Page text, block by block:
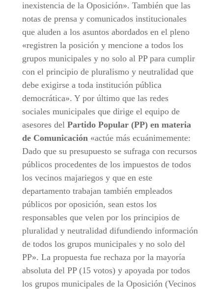
inexistencia de la Oposición». También que las
notas de prensa y comunicados institucionales
que aluden a los asuntos abordados en el pleno
«registren la posición y mencione a todos los
grupos municipales y no solo al PP para cumplir
con el principio de pluralismo y neutralidad que
debe exigirse a toda institución pública
democrática». Y por último que las redes
sociales municipales que dirige el equipo de
asesores delPartido Popular (PP) en materia
de Comunicación«actúe más ecuánimemente:
Dado que su presupuesto se sufraga con recursos
públicos procedentes de los impuestos de todos
los vecinos majariegos y que en este
departamento trabajan también empleados
públicos por oposición, sean estos los
responsables que velen por los principios de
pluralidad y neutralidad difundiendo información
de todos los grupos municipales y no solo del
PP». La propuesta fue rechaza por la mayoría
absoluta del PP (15 votos) y apoyada por todos
los grupos municipales de la Oposición (Vecinos